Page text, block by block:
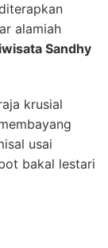
alamiah
Sandhy
krusial
usai
bakal lestari